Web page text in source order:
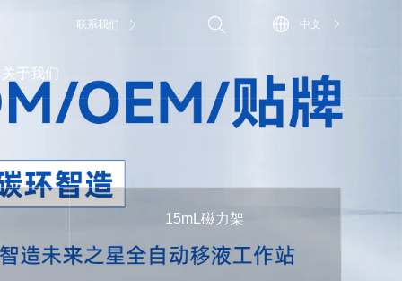
联系我们 中文
关于我们
15mL磁力架